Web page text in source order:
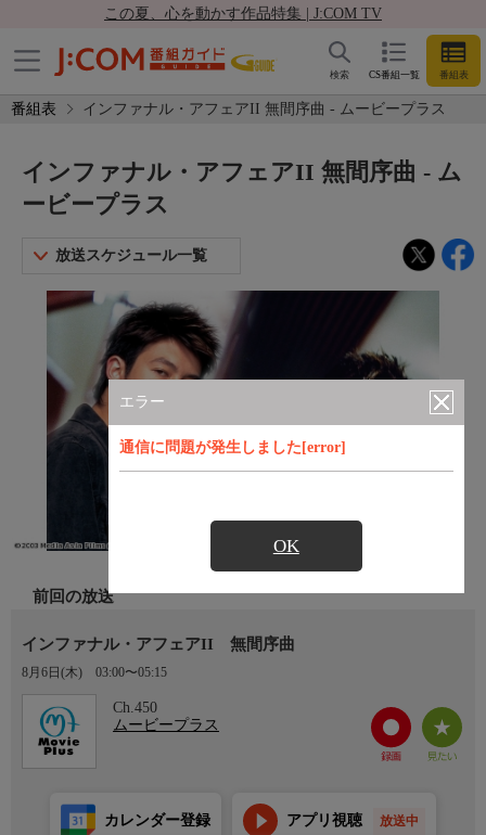
この夏、心を動かす作品特集 | J:COM TV
CS番組一覧 番組表
検索
番組表 インファナル・アフェアII 無間序曲 - ムービープラス
エラー
通信に問題が発生しました[error]
OK
インファナル・アフェアII 無間序曲 - ム
ービープラス
放送スケジュール一覧
前回の放送
インファナル・アフェアII 無間序曲
8月6日(木) 03:00〜05:15
Ch.450
ムービープラス
カレンダー登録 アプリ視聴 放送中